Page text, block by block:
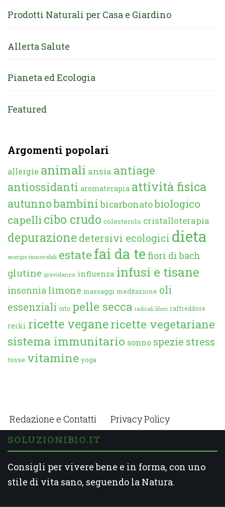
Prodotti Naturali per Casa e Giardino
Allerta Salute
Pianeta ed Ecologia
Featured
Argomenti popolari
allergie animali ansia antiage
antiossidanti aromaterapia attività fisica
autunnobambini bicarbonatobiologico
capelli cibo crudo colesterolo cristalloterapia
depurazione detersivi ecologici dieta
energie rinnovabili estate fai da te fiori di bach
glutine gravidanza influenza infusi e tisane
insonnia limone massaggi meditazione oli
essenziali orto pelle secca radicali liberi raffreddore
reiki ricette veganericette vegetariane
sistema immunitario sonno spezie stress
tosse vitamine yoga
Redazione e Contatti Privacy Policy
SOLUZIONIBIO.IT
Consigli per vivere bene e in forma, con uno
stile di vita sano, seguendo la Natura.